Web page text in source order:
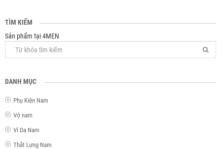
TÌM KIẾM
Sản phẩm tại 4MEN
DANH MỤC
Phụ Kiện Nam
Vớ nam
Ví Da Nam
Thắt Lưng Nam